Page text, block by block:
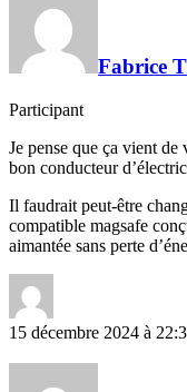
Fabrice
Participant
Je pense que ça vient de
bon conducteur
Il faudrait peut-être
compatible magsafe
aimantée sans perte
15 décembre 2024 à